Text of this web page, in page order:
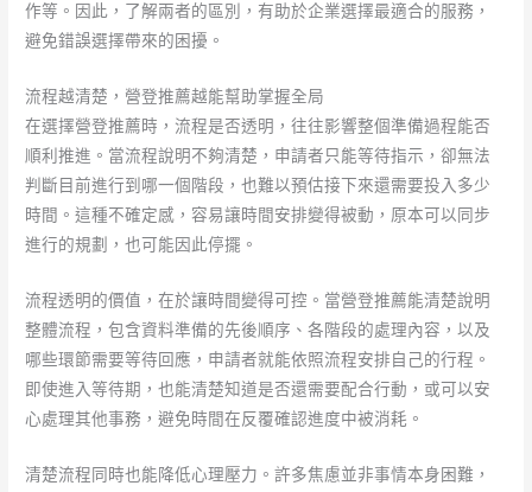
作等。因此，了解兩者的區別，有助於企業選擇最適合的服務，
避免錯誤選擇帶來的困擾。
流程越清楚，營登推薦越能幫助掌握全局
在選擇營登推薦時，流程是否透明，往往影響整個準備過程能否
順利推進。當流程說明不夠清楚，申請者只能等待指示，卻無法
判斷目前進行到哪一個階段，也難以預估接下來還需要投入多少
時間。這種不確定感，容易讓時間安排變得被動，原本可以同步
進行的規劃，也可能因此停擺。
流程透明的價值，在於讓時間變得可控。當營登推薦能清楚說明
整體流程，包含資料準備的先後順序、各階段的處理內容，以及
哪些環節需要等待回應，申請者就能依照流程安排自己的行程。
即使進入等待期，也能清楚知道是否還需要配合行動，或可以安
心處理其他事務，避免時間在反覆確認進度中被消耗。
清楚流程同時也能降低心理壓力。許多焦慮並非事情本身困難，